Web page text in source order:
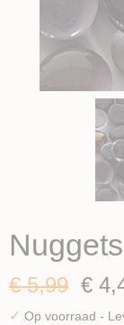
€ 5,99 €
✓ Op voorraad -